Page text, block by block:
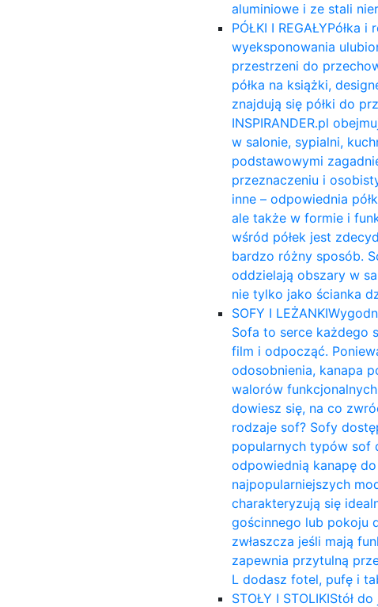
aluminiowe i ze stali
PÓŁKI I REGAŁYPółka i
wyeksponowania
przestrzeni do
półka na książki,
znajdują się półki do
INSPIRANDER.pl
w salonie, sypialni,
podstawowymi
przeznaczeniu i
inne – odpowiednia
ale także w formie i
wśród półek jest
bardzo różny sposób.
oddzielają obszary w
nie tylko jako ścianka
SOFY I LEŻANKI
Sofa to serce każdego
film i odpocząć.
odosobnienia, kanapa
walorów
dowiesz się, na co
rodzaje sof? Sofy
popularnych typów sof
odpowiednią kanapę
najpopularniejszych
charakteryzują się
gościnnego lub pokoju
zwłaszcza jeśli mają
zapewnia przytulną
L dodasz fotel, pufę i
STOŁY I STOLIKIStół